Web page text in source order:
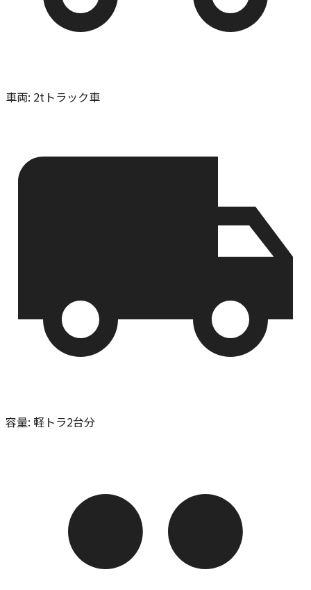
車両: 2tトラック車
容量: 軽トラ2台分